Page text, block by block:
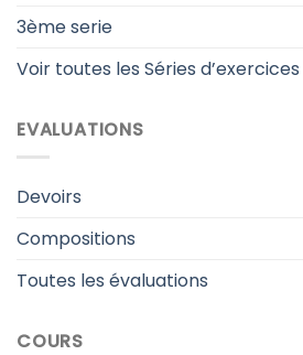
3ème serie
Voir toutes les Séries d’exercices
EVALUATIONS
Devoirs
Compositions
Toutes les évaluations
COURS